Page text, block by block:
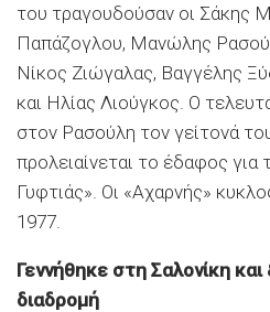
του τραγουδούσαν οι Σάκης
Παπάζογλου, Μανώλης
Νίκος Ζιώγαλας, Βαγγέλης
και Ηλίας Λιούγκος. Ο
στον Ρασούλη τον γείτονά
προλειαίνεται το έδαφος για
Γυφτιάς». Οι «Αχαρνής»
1977.
Γεννήθηκε στη Σαλονίκη
διαδρομή